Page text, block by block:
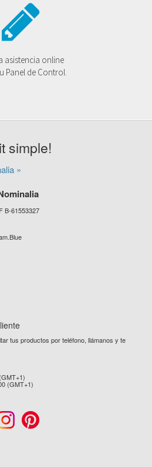
asistencia online
Panel de Control.
simple!
»
B-61553327
tus productos por teléfono, llámanos y te
(GMT+1)